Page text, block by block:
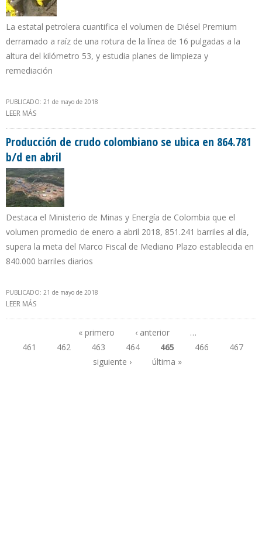
La estatal petrolera cuantifica el volumen de Diésel Premium
derramado a raíz de una rotura de la línea de 16 pulgadas a la
altura del kilómetro 53, y estudia planes de limpieza y
remediación
PUBLICADO: 21 de mayo de 2018
LEER MÁS
Producción de crudo colombiano se ubica en 864.781
b/d en abril
Destaca el Ministerio de Minas y Energía de Colombia que el
volumen promedio de enero a abril 2018, 851.241 barriles al día,
supera la meta del Marco Fiscal de Mediano Plazo establecida en
840.000 barriles diarios
PUBLICADO: 21 de mayo de 2018
LEER MÁS
Páginas
« primero ‹ anterior
…
461
462 463 464 465 466
467
siguiente ›
última »